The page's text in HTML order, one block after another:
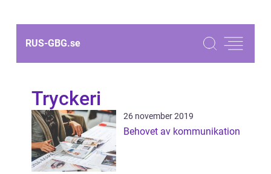
RUS-GBG.se
Tryckeri
26 november 2019
Behovet av kommunikation